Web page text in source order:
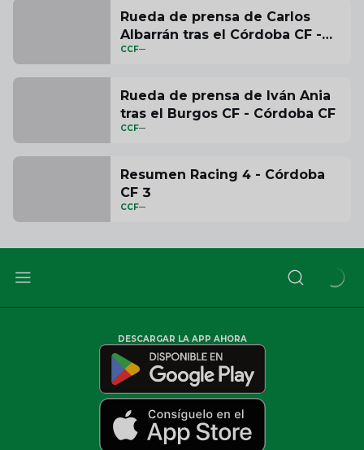
Rueda de prensa de Carlos
Albarrán tras el Córdoba CF -
SD Huesca
CCF
Rueda de prensa de Iván Ania
tras el Burgos CF - Córdoba CF
CCF
Resumen Racing 4 - Córdoba
CF 3
CCF
DESCARGAR LA APP AHORA